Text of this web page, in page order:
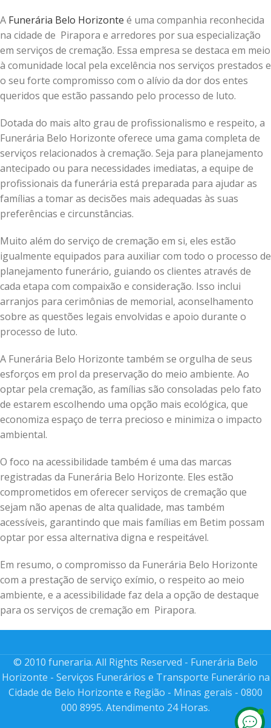
A Funerária Belo Horizonte é uma companhia reconhecida
na cidade de Pirapora e arredores por sua especialização
em serviços de cremação. Essa empresa se destaca em meio
à comunidade local pela excelência nos serviços prestados e
o seu forte compromisso com o alívio da dor dos entes
queridos que estão passando pelo processo de luto.
Dotada do mais alto grau de profissionalismo e respeito, a
Funerária Belo Horizonte oferece uma gama completa de
serviços relacionados à cremação. Seja para planejamento
antecipado ou para necessidades imediatas, a equipe de
profissionais da funerária está preparada para ajudar as
famílias a tomar as decisões mais adequadas às suas
preferências e circunstâncias.
Muito além do serviço de cremação em si, eles estão
igualmente equipados para auxiliar com todo o processo de
planejamento funerário, guiando os clientes através de
cada etapa com compaixão e consideração. Isso inclui
arranjos para cerimônias de memorial, aconselhamento
sobre as questões legais envolvidas e apoio durante o
processo de luto.
A Funerária Belo Horizonte também se orgulha de seus
esforços em prol da preservação do meio ambiente. Ao
optar pela cremação, as famílias são consoladas pelo fato
de estarem escolhendo uma opção mais ecológica, que
economiza espaço de terra precioso e minimiza o impacto
ambiental.
O foco na acessibilidade também é uma das marcas
registradas da Funerária Belo Horizonte. Eles estão
comprometidos em oferecer serviços de cremação que
sejam não apenas de alta qualidade, mas também
acessíveis, garantindo que mais famílias em Betim possam
optar por essa alternativa digna e respeitável.
Em resumo, o compromisso da Funerária Belo Horizonte
com a prestação de serviço exímio, o respeito ao meio
ambiente, e a acessibilidade faz dela a opção de destaque
para os serviços de cremação em Pirapora.
© 2010 funeraria. All Rights Reserved - Funerária Belo
Horizonte - Serviços Funerários e Transporte Funerário na
Cidade de Belo Horizonte e Região - Minas gerais - 0800
000 8995. Atendimento 24 Horas.